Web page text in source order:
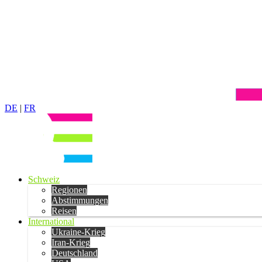
DE | FR
Schweiz
Regionen
Abstimmungen
Reisen
International
Ukraine-Krieg
Iran-Krieg
Deutschland